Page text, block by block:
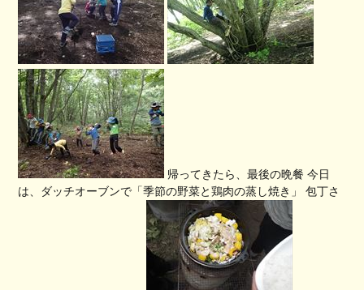
帰ってきたら、最後の晩餐 今日
は、ダッチオーブンで「季節の野菜と鶏肉の蒸し焼き」 包丁さ